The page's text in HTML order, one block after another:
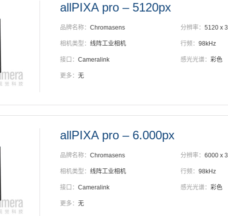
allPIXA pro – 5120px
品牌名称： Chromasens 分辨率：5120 x 3
相机类型： 线阵工业相机 行频：98kHz
接口： Cameralink 感光光谱：彩色
更多： 无
allPIXA pro – 6.000px
品牌名称： Chromasens 分辨率：6000 x 3
相机类型： 线阵工业相机 行频：98kHz
接口： Cameralink 感光光谱：彩色
更多： 无